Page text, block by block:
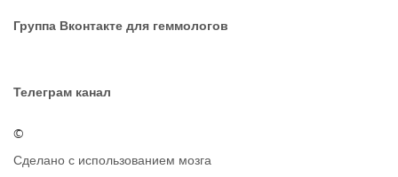
Группа Вконтакте для геммологов
Телеграм канал
©
Сделано с использованием мозга